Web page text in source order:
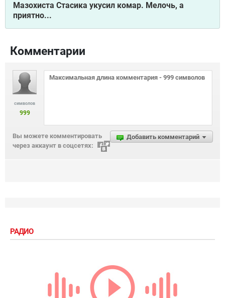
Мазохиста Стасика укусил комар. Мелочь, а
приятно...
Комментарии
символов
999
Добавить комментарий
Вы можете комментировать
через аккаунт в соцсетях:
РАДИО